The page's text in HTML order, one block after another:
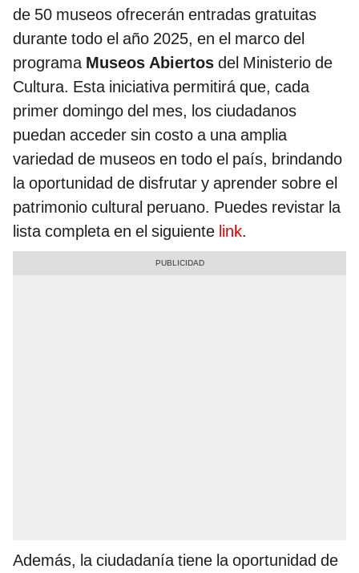
de 50 museos ofrecerán entradas gratuitas
durante todo el año 2025, en el marco del
programa Museos Abiertos del Ministerio de
Cultura. Esta iniciativa permitirá que, cada
primer domingo del mes, los ciudadanos
puedan acceder sin costo a una amplia
variedad de museos en todo el país, brindando
la oportunidad de disfrutar y aprender sobre el
patrimonio cultural peruano. Puedes revistar la
lista completa en el siguiente link.
Además, la ciudadanía tiene la oportunidad de